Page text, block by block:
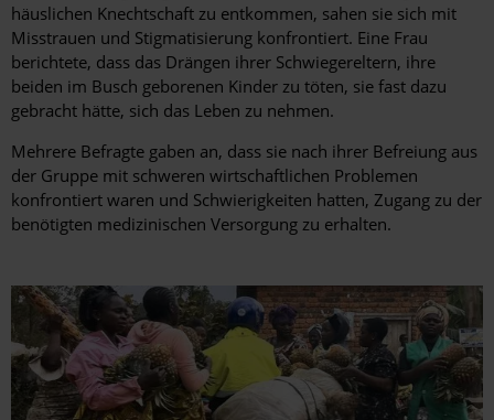
häuslichen Knechtschaft zu entkommen, sahen sie sich mit
Misstrauen und Stigmatisierung konfrontiert. Eine Frau
berichtete, dass das Drängen ihrer Schwiegereltern, ihre
beiden im Busch geborenen Kinder zu töten, sie fast dazu
gebracht hätte, sich das Leben zu nehmen.
Mehrere Befragte gaben an, dass sie nach ihrer Befreiung aus
der Gruppe mit schweren wirtschaftlichen Problemen
konfrontiert waren und Schwierigkeiten hatten, Zugang zu der
benötigten medizinischen Versorgung zu erhalten.